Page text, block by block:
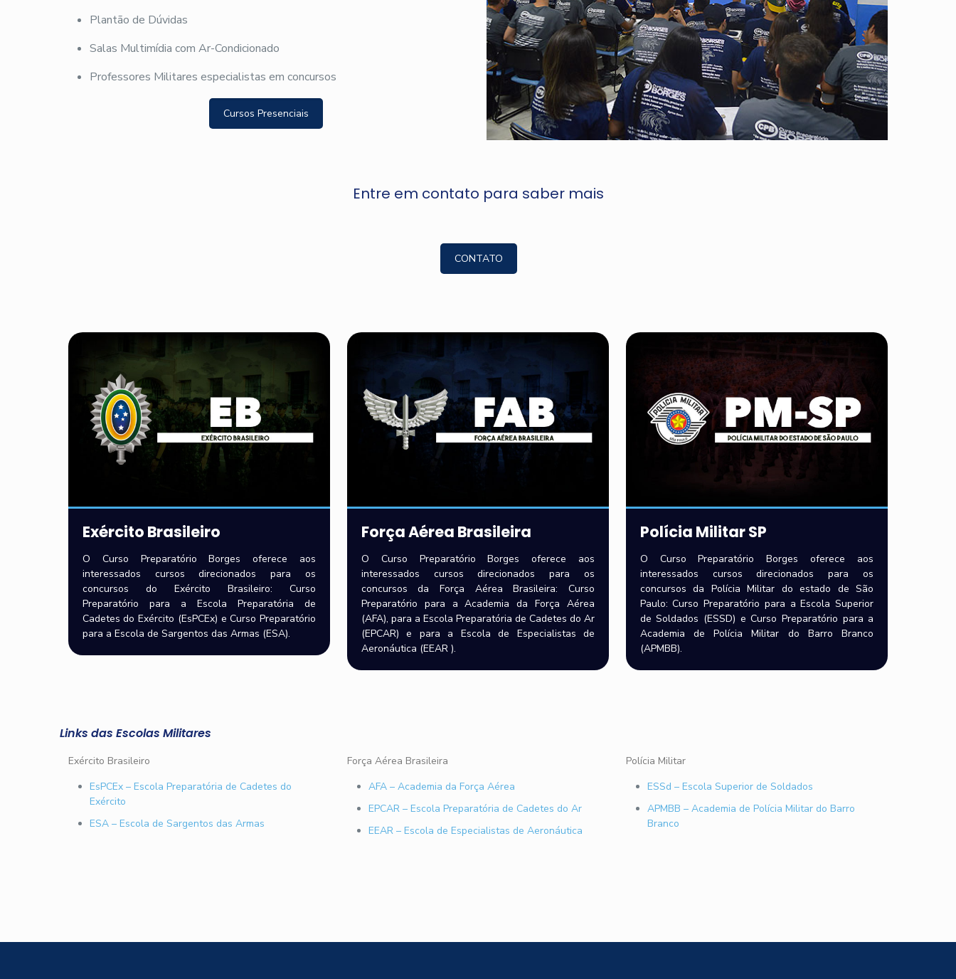
Plantão de Dúvidas
Salas Multimídia com Ar-Condicionado
Professores Militares especialistas em concursos
Cursos Presenciais
Entre em contato para saber mais
CONTATO
Exército Brasileiro
O Curso Preparatório Borges oferece aos
interessados cursos direcionados para os
concursos do Exército Brasileiro: Curso
Preparatório para a Escola Preparatória de
Cadetes do Exército (EsPCEx) e Curso Preparatório
para a Escola de Sargentos das Armas (ESA).
Força Aérea Brasileira
O Curso Preparatório Borges oferece aos
interessados cursos direcionados para os
concursos da Força Aérea Brasileira: Curso
Preparatório para a Academia da Força Aérea
(AFA), para a Escola Preparatória de Cadetes do Ar
(EPCAR) e para a Escola de Especialistas de
Aeronáutica (EEAR ).
Polícia Militar SP
O Curso Preparatório Borges oferece aos
interessados cursos direcionados para os
concursos da Polícia Militar do estado de São
Paulo: Curso Preparatório para a Escola Superior
de Soldados (ESSD) e Curso Preparatório para a
Academia de Polícia Militar do Barro Branco
(APMBB).
Links das Escolas Militares
Exército Brasileiro
EsPCEx – Escola Preparatória de Cadetes do
Exército
ESA – Escola de Sargentos das Armas
Força Aérea Brasileira
AFA – Academia da Força Aérea
EPCAR – Escola Preparatória de Cadetes do Ar
EEAR – Escola de Especialistas de Aeronáutica
Polícia Militar
ESSd – Escola Superior de Soldados
APMBB – Academia de Polícia Militar do Barro
Branco